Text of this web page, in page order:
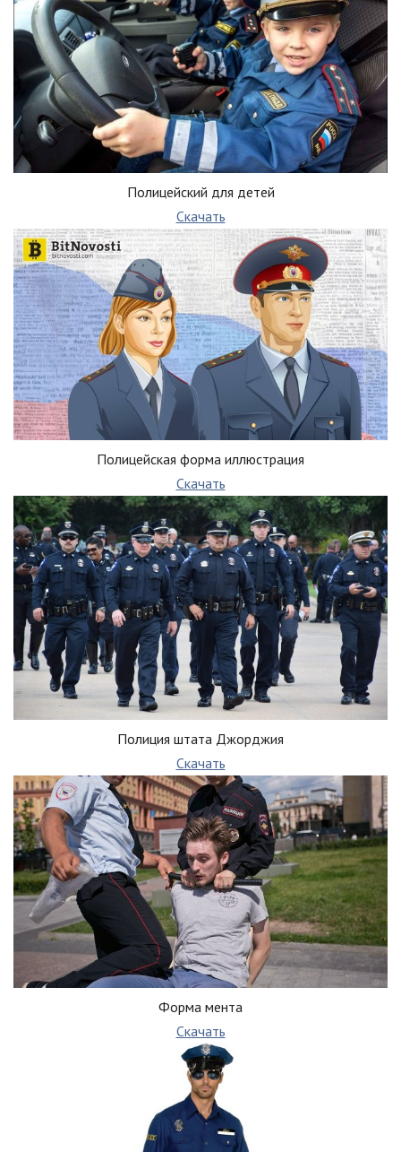
Полицейский для детей
Скачать
Полицейская форма иллюстрация
Скачать
Полиция штата Джорджия
Скачать
Форма мента
Скачать